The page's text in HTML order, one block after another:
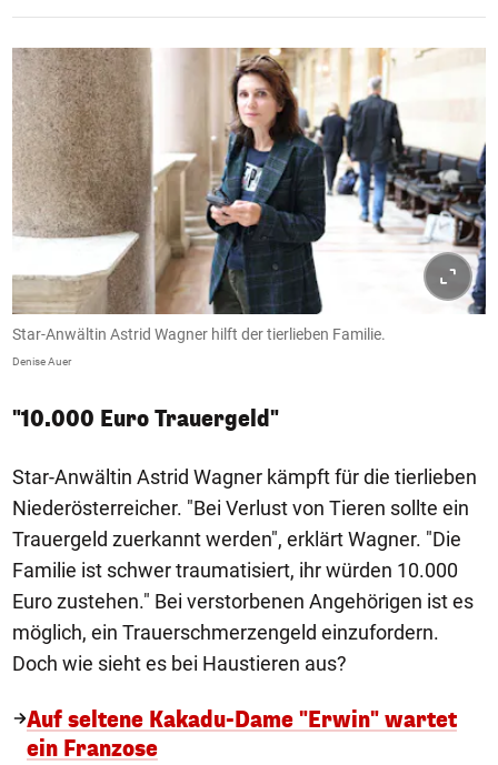
Star-Anwältin Astrid Wagner hilft der tierlieben Familie.
Denise Auer
"10.000 Euro Trauergeld"
Star-Anwältin Astrid Wagner kämpft für die tierlieben
Niederösterreicher. "Bei Verlust von Tieren sollte ein
Trauergeld zuerkannt werden", erklärt Wagner. "Die
Familie ist schwer traumatisiert, ihr würden 10.000
Euro zustehen." Bei verstorbenen Angehörigen ist es
möglich, ein Trauerschmerzengeld einzufordern.
Doch wie sieht es bei Haustieren aus?
Auf seltene Kakadu-Dame "Erwin" wartet
ein Franzose